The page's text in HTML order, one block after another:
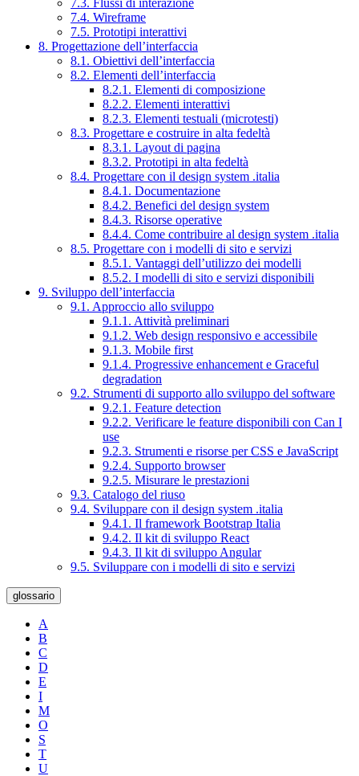
7.3. Flussi di interazione
7.4. Wireframe
7.5. Prototipi interattivi
8. Progettazione dell’interfaccia
8.1. Obiettivi dell’interfaccia
8.2. Elementi dell’interfaccia
8.2.1. Elementi di composizione
8.2.2. Elementi interattivi
8.2.3. Elementi testuali (microtesti)
8.3. Progettare e costruire in alta fedeltà
8.3.1. Layout di pagina
8.3.2. Prototipi in alta fedeltà
8.4. Progettare con il design system .italia
8.4.1. Documentazione
8.4.2. Benefici del design system
8.4.3. Risorse operative
8.4.4. Come contribuire al design system .italia
8.5. Progettare con i modelli di sito e servizi
8.5.1. Vantaggi dell’utilizzo dei modelli
8.5.2. I modelli di sito e servizi disponibili
9. Sviluppo dell’interfaccia
9.1. Approccio allo sviluppo
9.1.1. Attività preliminari
9.1.2. Web design responsivo e accessibile
9.1.3. Mobile first
9.1.4. Progressive enhancement e Graceful
degradation
9.2. Strumenti di supporto allo sviluppo del software
9.2.1. Feature detection
9.2.2. Verificare le feature disponibili con Can I
use
9.2.3. Strumenti e risorse per CSS e JavaScript
9.2.4. Supporto browser
9.2.5. Misurare le prestazioni
9.3. Catalogo del riuso
9.4. Sviluppare con il design system .italia
9.4.1. Il framework Bootstrap Italia
9.4.2. Il kit di sviluppo React
9.4.3. Il kit di sviluppo Angular
9.5. Sviluppare con i modelli di sito e servizi
glossario
A
B
C
D
E
I
M
O
S
T
U